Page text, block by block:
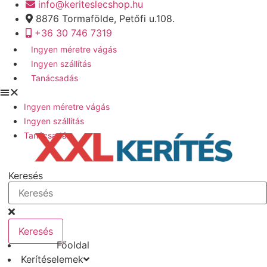
Ugrás
tartalomhoz
info@keriteslecshop.hu
8876 Tormafölde, Petőfi u.108.
+36 30 746 7319
Ingyen méretre vágás
Ingyen szállítás
Tanácsadás
Ingyen méretre vágás
Ingyen szállítás
Tanácsadás
Keresés
Keresés
Főoldal
Kerítéselemek